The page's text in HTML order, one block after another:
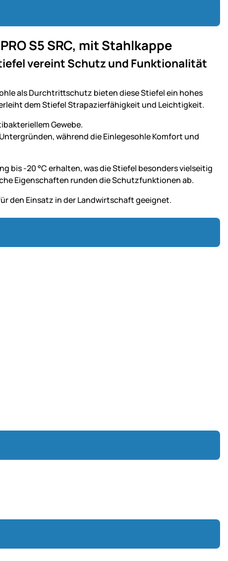
S5 SRC, mit Stahlkappe
vereint Schutz und Funktionalität
als Durchtrittschutz bieten diese Stiefel ein hohes
dem Stiefel Strapazierfähigkeit und Leichtigkeit.
Gewebe.
während die Einlegesohle Komfort und
-20 °C erhalten, was die Stiefel besonders vielseitig
Eigenschaften runden die Schutzfunktionen ab.
den Einsatz in der Landwirtschaft geeignet.